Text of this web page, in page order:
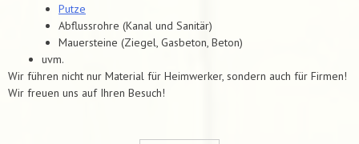
Putze
Abflussrohre (Kanal und Sanitär)
Mauersteine (Ziegel, Gasbeton, Beton)
uvm.
Wir führen nicht nur Material für Heimwerker, sondern auch für Firmen!
Wir freuen uns auf Ihren Besuch!